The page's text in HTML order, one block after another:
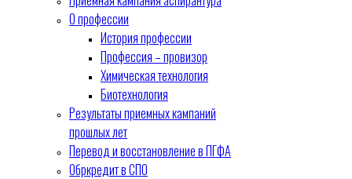
О профессии
История профессии
Профессия – провизор
Химическая технология
Биотехнология
Результаты приемных кампаний
прошлых лет
Перевод и восстановление в ПГФА
Обркредит в СПО